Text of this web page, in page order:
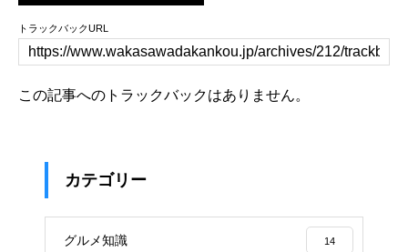
トラックバックURL
この記事へのトラックバックはありません。
カテゴリー
グルメ知識 14